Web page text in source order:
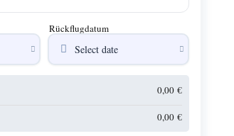
Rückflugdatum
0,00 €
0,00 €